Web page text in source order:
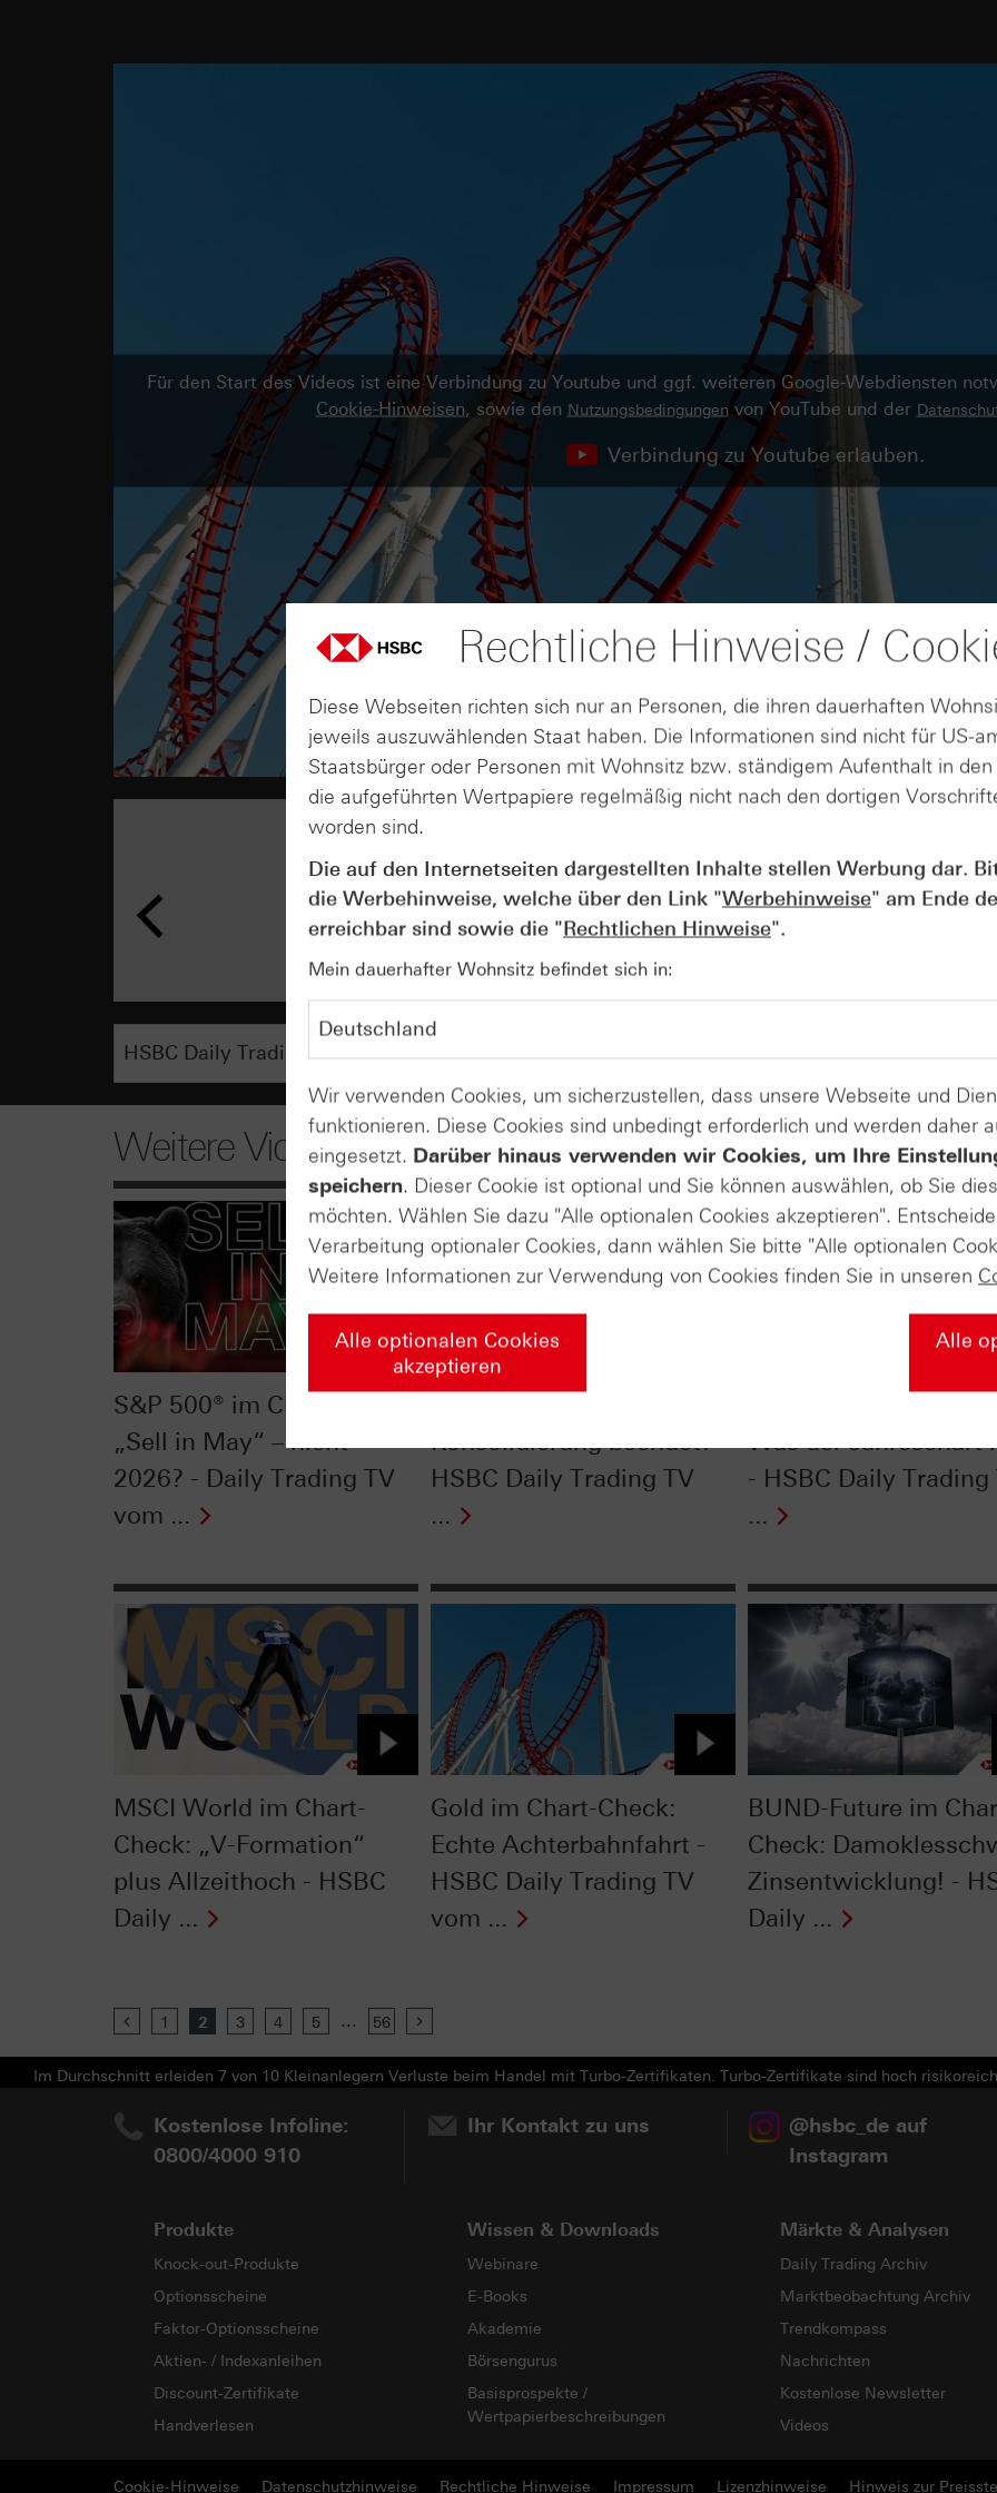
Für den Start des Videos ist eine Verbindung zu Youtube und ggf. weiteren Google-Webdiensten
Cookie-Hinweisen, sowie den Nutzungsbedingungen von YouTube und der
Verbindung zu Youtube erlauben.
AUGUST
04
Der Blick ins Kleingedruckte:
Kündigungen bei Derivaten -
vom 04.08.2026
Weitere Videos
S&P 500® im Chart-Check:
„Sell in May“ – nicht
2026? - Daily Trading TV
vom ...
Konsolidierung beendet? -
HSBC Daily Trading TV
...
Was der Jahreschart
- HSBC Daily Trading
...
MSCI World im Chart-
Check: „V-Formation“
plus Allzeithoch - HSBC
Daily ...
Gold im Chart-Check:
Echte Achterbahnfahrt -
HSBC Daily Trading TV
vom ...
BUND-Future im
Check:
Zinsentwicklung! -
Daily ...
Previous
1 2 3 4 5 ... 56
Im Durchschnitt erleiden 7 von 10 Kleinanlegern Verluste beim Handel mit Turbo-Zertifikaten. Turbo-Zertifikate sind hoch
Kostenlose Infoline:
0800/4000 910
Ihr Kontakt zu uns
@hsbc_de auf
Instagram
Produkte
Knock-out-Produkte
Optionsscheine
Faktor-Optionsscheine
Aktien- / Indexanleihen
Discount-Zertifikate
Handverlesen
Wissen & Downloads
Webinare
E-Books
Akademie
Börsengurus
Basisprospekte /
Wertpapierbeschreibungen
Märkte & Analysen
Daily Trading Archiv
Marktbeobachtung Archiv
Trendkompass
Nachrichten
Kostenlose Newsletter
Videos
Cookie-Hinweise Datenschutzhinweise Rechtliche Hinweise Impressum Lizenzhinweise Hinweis zur
Rechtliche Hinweise /
Diese Webseiten richten sich nur an Personen, die ihren dauerhaften
jeweils auszuwählenden Staat haben. Die Informationen sind nicht für US-
Staatsbürger oder Personen mit Wohnsitz bzw. ständigem Aufenthalt in
die aufgeführten Wertpapiere regelmäßig nicht nach den dortigen
worden sind.
Die auf den Internetseiten dargestellten Inhalte stellen Werbung dar.
die Werbehinweise, welche über den Link "Werbehinweise" am Ende
erreichbar sind sowie die "Rechtlichen Hinweise".
Mein dauerhafter Wohnsitz befindet sich in:
Wir verwenden Cookies, um sicherzustellen, dass unsere Webseite und
funktionieren. Diese Cookies sind unbedingt erforderlich und werden daher
eingesetzt. Darüber hinaus verwenden wir Cookies, um Ihre
speichern. Dieser Cookie ist optional und Sie können auswählen, ob Sie
möchten. Wählen Sie dazu "Alle optionalen Cookies akzeptieren".
Verarbeitung optionaler Cookies, dann wählen Sie bitte "Alle optionalen
Weitere Informationen zur Verwendung von Cookies finden Sie in unseren
Alle optionalen Cookies
akzeptieren
Alle